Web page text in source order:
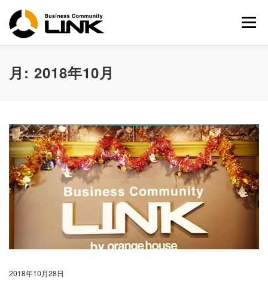
メニュー
月: 2018年10月
2018年10月28日